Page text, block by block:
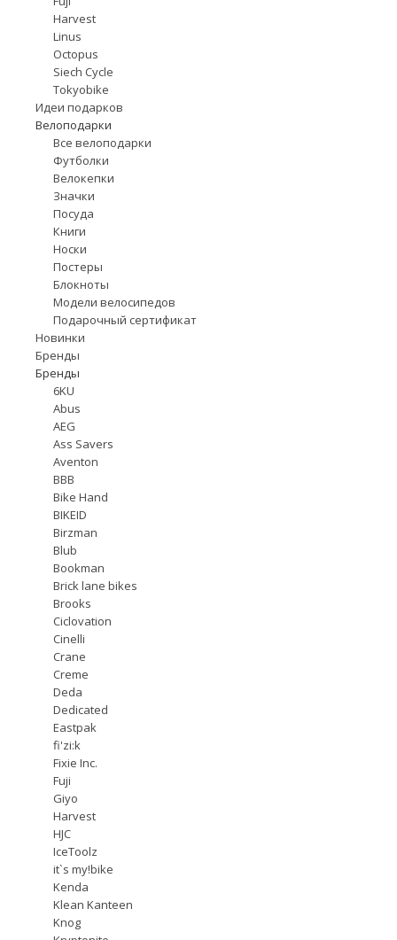
Harvest
Linus
Octopus
Siech Cycle
Tokyobike
Идеи подарков
Велоподарки
Все велоподарки
Футболки
Велокепки
Значки
Посуда
Книги
Носки
Постеры
Блокноты
Модели велосипедов
Подарочный сертификат
Новинки
Бренды
Бренды
6KU
Abus
AEG
Ass Savers
Aventon
BBB
Bike Hand
BIKEID
Birzman
Blub
Bookman
Brick lane bikes
Brooks
Ciclovation
Cinelli
Crane
Creme
Deda
Dedicated
Eastpak
fi'zi:k
Fixie Inc.
Fuji
Giyo
Harvest
HJC
IceToolz
it`s my!bike
Kenda
Klean Kanteen
Knog